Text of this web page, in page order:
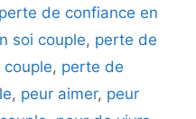
perte de confiance en
soi couple, perte de
, perte de
, peur aimer, peur